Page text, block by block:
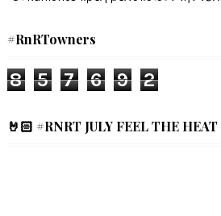
#RnRTowners
8 5 7 6 9 2
🤘🏻 #RNRT JULY FEEL THE